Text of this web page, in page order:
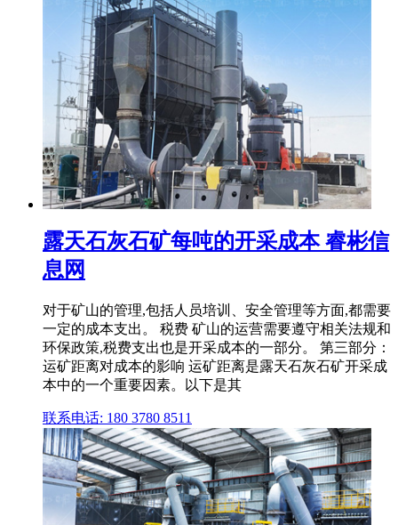
露天石灰石矿每吨的开采成本 睿彬信
息网
对于矿山的管理,包括人员培训、安全管理等方面,都需要
一定的成本支出。 税费 矿山的运营需要遵守相关法规和
环保政策,税费支出也是开采成本的一部分。 第三部分：
运矿距离对成本的影响 运矿距离是露天石灰石矿开采成
本中的一个重要因素。以下是其
联系电话: 180 3780 8511